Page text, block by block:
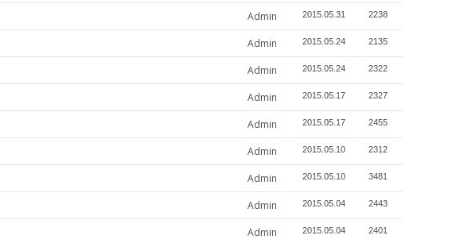
Admin 2015.05.31 2238
Admin 2015.05.24 2135
Admin 2015.05.24 2322
Admin 2015.05.17 2327
Admin 2015.05.17 2455
Admin 2015.05.10 2312
Admin 2015.05.10 3481
Admin 2015.05.04 2443
Admin 2015.05.04 2401